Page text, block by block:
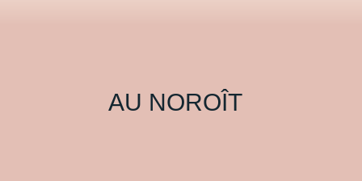
AU NOROÎT